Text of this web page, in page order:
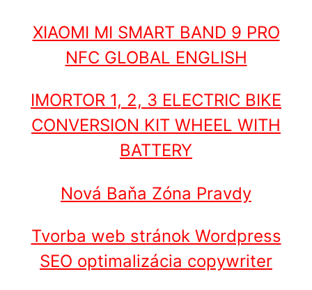
XIAOMI MI SMART BAND 9 PRO
NFC GLOBAL ENGLISH
IMORTOR 1, 2, 3 ELECTRIC BIKE
CONVERSION KIT WHEEL WITH
BATTERY
Nová Baňa Zóna Pravdy
Tvorba web stránok Wordpress
SEO optimalizácia copywriter